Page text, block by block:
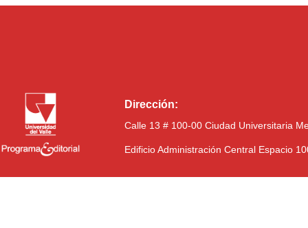
Dirección:
Calle 13 # 100-00 Ciudad Universitaria
Edificio Administración Central Espacio